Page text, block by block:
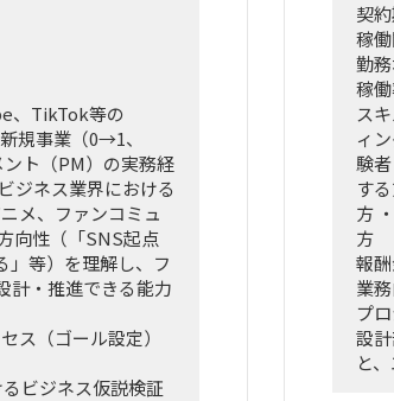
、TikTok等の
規事業（0→1、
ト（PM）の実務経
ジネス業界における
メ、ファンコミュ
向性（「SNS起点
」等）を理解し、フ
計・推進できる能力
ス（ゴール設定）
ビジネス仮説検証
契
稼
勤
稼
ス
ィ
験
す
方
方
報
業
プ
設
と